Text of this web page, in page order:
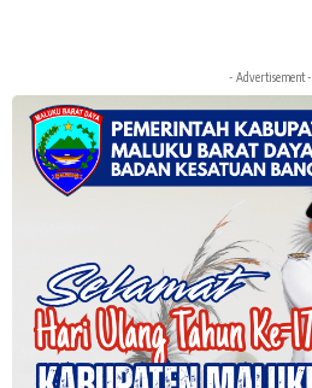
- Advertisement -